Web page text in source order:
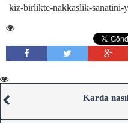
kiz-birlikte-nakkaslik-sanatini-
Karda